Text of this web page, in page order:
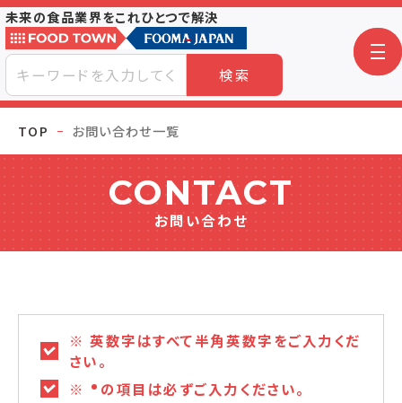
未来の食品業界をこれひとつで解決
検索
TOP お問い合わせ一覧
CONTACT
お問い合わせ
※ 英数字はすべて半角英数字をご入力くだ
さい。
※ の項目は必ずご入力ください。